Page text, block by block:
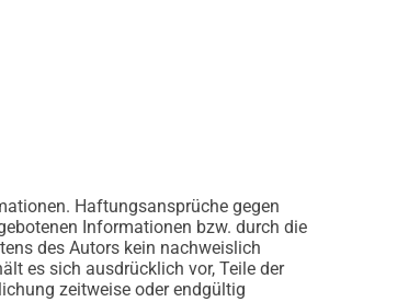
Haftungsansprüche gegen
Informationen bzw. durch die
des Autors kein nachweislich
es sich ausdrücklich vor, Teile der
zeitweise oder endgültig